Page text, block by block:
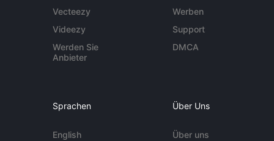
Vecteezy
Videezy
Werden Sie
Anbieter
Werben
Support
DMCA
Sprachen
English
Über Uns
Über uns